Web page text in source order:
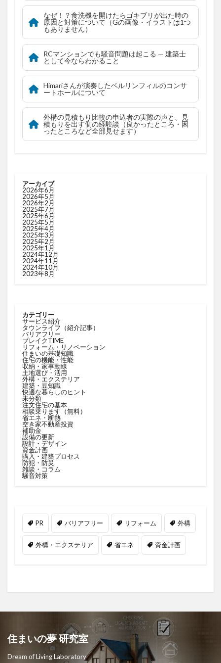
なぜ！？食洗機を開けたらゴキブリが出た時の
原因と対策について（Gの画像・イラストは1つ
もありません）
RCマンションでも騒音問題は起こる — 建築士
として今ならわかること
Himariさんが演奏したベルリンフィルのコンサ
ートホールについて
外構の見積もり比較の申込者の実際の声と、見
積もりを出す側の経験談（良かったところ・困
ったところなど全部見せます）
アーカイブ
2026年6月
2026年5月
2026年2月
2025年7月
2025年6月
2025年5月
2025年4月
2025年3月
2025年2月
2025年1月
2024年12月
2024年11月
2024年10月
2023年8月
カテゴリー
サービス紹介
タウンライフ（紹介記事）
バリアフリー
ブレイクTIME
リフォーム・リノベーション
住まいの基礎知識
住宅の機能・性能
収納・家事動線
土地選び・活用
外構・エクステリア
建築・豆知識
快適な暮らしのヒント
未分類
注文住宅の基本
相談乗ります（無料）
省エネ・断熱
空き家不動産投資
補助金
設備の更新
設計・デザイン
資金計画
購入・建築プロセス
防犯・防災
雑談・コラム
騒音対策
PR バリアフリー リフォーム 外構
外構・エクステリア 省エネ 資金計画
住まいの夢 研究室
Dream of Living Laboratory